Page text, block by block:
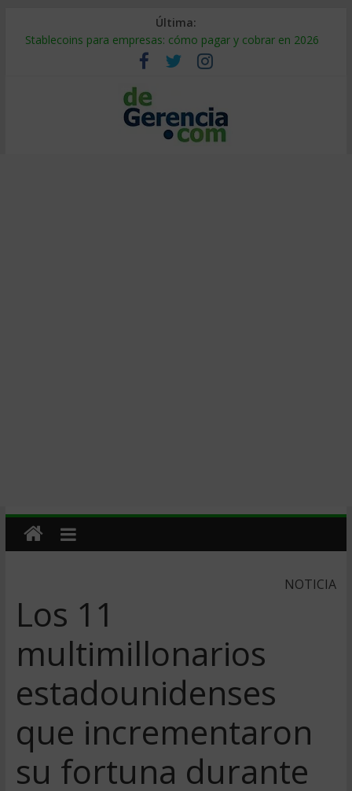
Última:
Stablecoins para empresas: cómo pagar y cobrar en 2026
Despido silencioso: qué es y por qué sale tan caro
IA en selección de personal: cómo auditarla a tiempo
Trabajo forzoso en la cadena de suministro: qué hacer
Mercado hispano de EE. UU.: cómo segmentarlo y venderle
NOTICIA
Los 11
multimillonarios
estadounidenses
que incrementaron
su fortuna durante